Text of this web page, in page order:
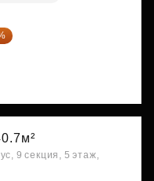
9 секция, 5 этаж,